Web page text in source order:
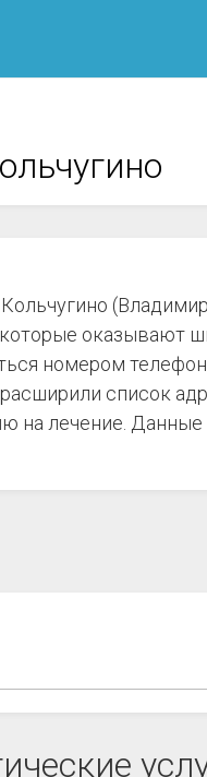
оказывают
номером
список
на лечение.